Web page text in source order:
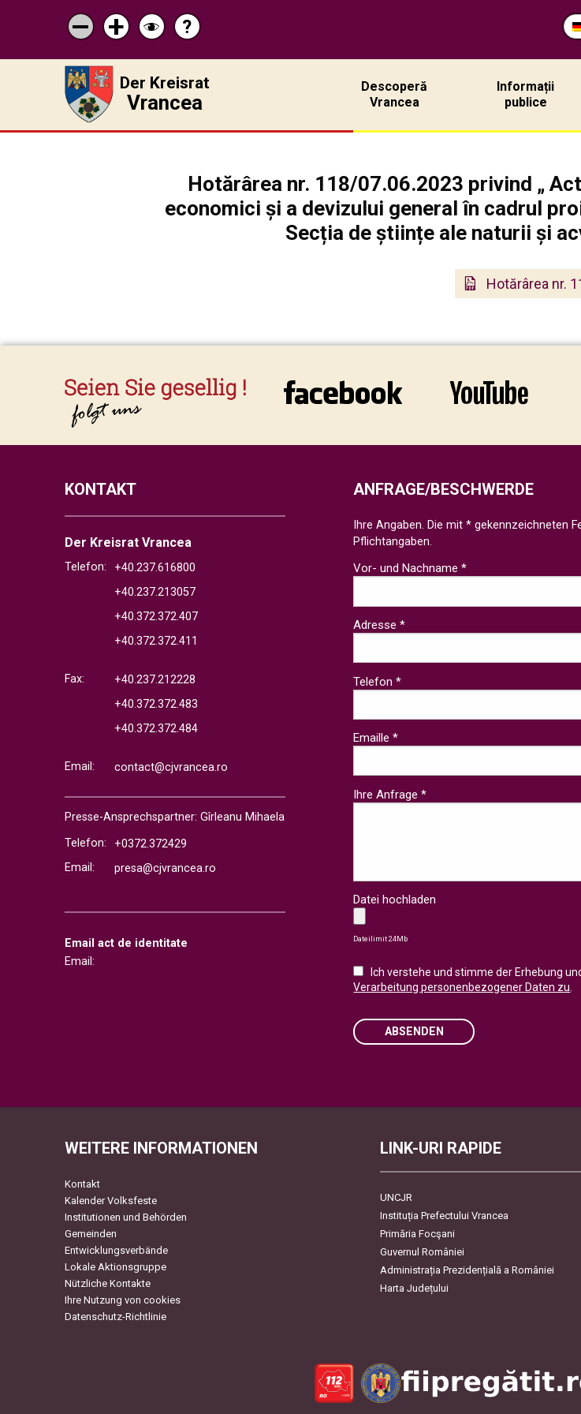
Micșorează
scrisul
Mărește
scrisul
Schimbă
contrastul
Pagina
de
ajutor
?
Der Kreisrat
Vrancea
Descoperă
Vrancea
Informații
publice
Hotărârea nr. 118/07.06.2023 privind „
economici și a devizului general în cadrul
Secția de științe ale naturii și
Hotărârea nr.
KONTAKT
Der Kreisrat Vrancea
Telefon:
+40.237.616800
+40.237.213057
+40.372.372.407
+40.372.372.411
Fax:
+40.237.212228
+40.372.372.483
+40.372.372.484
Email: contact@cjvrancea.ro
Presse-Ansprechspartner: Gîrleanu Mihaela
Telefon:
+0372.372429
Email:
presa@cjvrancea.ro
Email act de identitate
Email:
ANFRAGE/BESCHWERDE
Ihre Angaben. Die mit * gekennzeichneten
Pflichtangaben.
Vor- und Nachname *
Adresse *
Telefon *
Emaille *
Ihre Anfrage *
Datei hochladen
Dateilimit 24Mb
Ich verstehe und stimme der Erhebung
Verarbeitung personenbezogener Daten zu.
ABSENDEN
WEITERE INFORMATIONEN
Kontakt
Kalender Volksfeste
Institutionen und Behörden
Gemeinden
Entwicklungsverbände
Lokale Aktionsgruppe
Nützliche Kontakte
Ihre Nutzung von cookies
Datenschutz-Richtlinie
LINK-URI RAPIDE
UNCJR
Instituția Prefectului Vrancea
Primăria Focşani
Guvernul României
Administrația Prezidențială a României
Harta Județului